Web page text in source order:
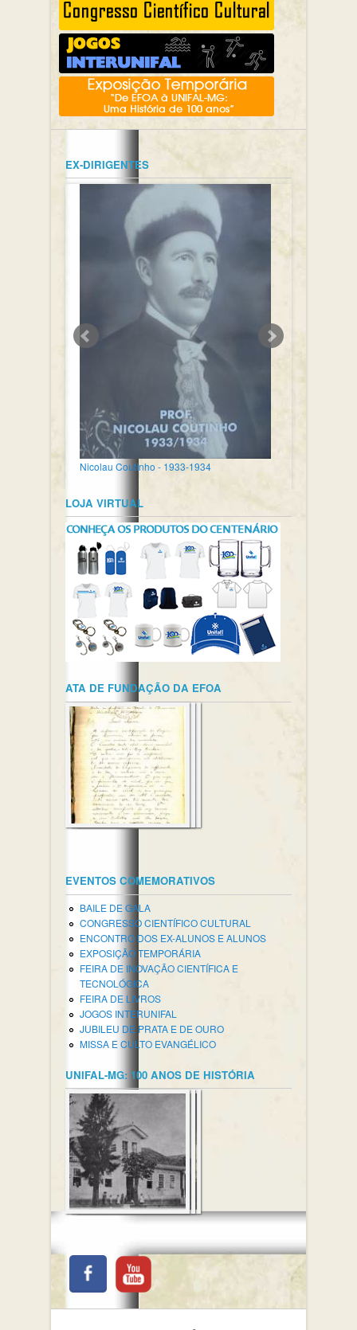
EX-DIRIGENTES
Nicolau Coutinho - 1933-1934
LOJA VIRTUAL
ATA DE FUNDAÇÃO DA EFOA
EVENTOS COMEMORATIVOS
BAILE DE GALA
CONGRESSO CIENTÍFICO CULTURAL
ENCONTRO DOS EX-ALUNOS E ALUNOS
EXPOSIÇÃO TEMPORÁRIA
FEIRA DE INOVAÇÃO CIENTÍFICA E
TECNOLÓGICA
FEIRA DE LIVROS
JOGOS INTERUNIFAL
JUBILEU DE PRATA E DE OURO
MISSA E CULTO EVANGÉLICO
UNIFAL-MG: 100 ANOS DE HISTÓRIA